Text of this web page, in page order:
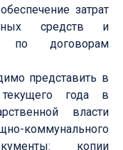
затрат
средств и
по договорам
представить в
года в
власти
коммунального
копии